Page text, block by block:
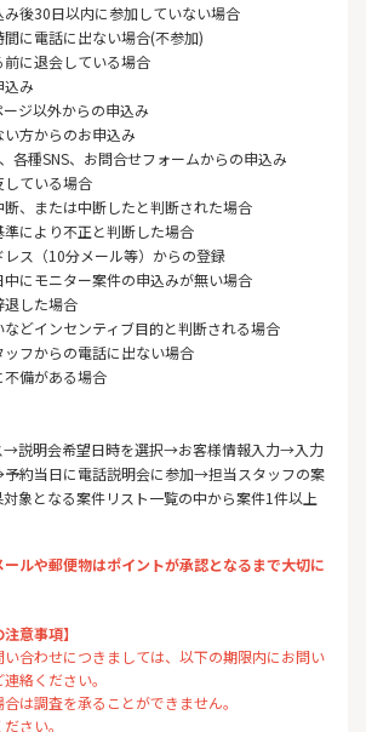
後30日以内に参加していない場合
に電話に出ない場合(不参加)
に退会している場合
み
ジ以外からの申込み
方からのお申込み
各種SNS、お問合せフォームからの申込み
ている場合
、または中断したと判断された場合
により不正と判断した場合
ス（10分メール等）からの登録
にモニター案件の申込みが無い場合
した場合
どインセンティブ目的と判断される場合
フからの電話に出ない場合
備がある場合
→説明会希望日時を選択→お客様情報入力→入力
約当日に電話説明会に参加→担当スタッフの案
象となる案件リスト一覧の中から案件1件以上
ルや郵便物はポイントが承認となるまで大切に
意事項】
合わせにつきましては、以下の期限内にお問い
絡ください。
は調査を承ることができません。
さい。